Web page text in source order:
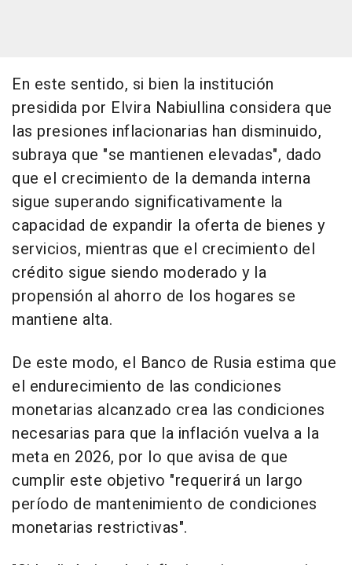
En este sentido, si bien la institución
presidida por Elvira Nabiullina considera que
las presiones inflacionarias han disminuido,
subraya que "se mantienen elevadas", dado
que el crecimiento de la demanda interna
sigue superando significativamente la
capacidad de expandir la oferta de bienes y
servicios, mientras que el crecimiento del
crédito sigue siendo moderado y la
propensión al ahorro de los hogares se
mantiene alta.
De este modo, el Banco de Rusia estima que
el endurecimiento de las condiciones
monetarias alcanzado crea las condiciones
necesarias para que la inflación vuelva a la
meta en 2026, por lo que avisa de que
cumplir este objetivo "requerirá un largo
período de mantenimiento de condiciones
monetarias restrictivas".